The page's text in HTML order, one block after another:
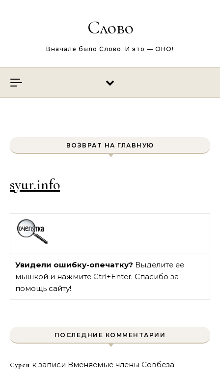
Слово
Вначале было Слово. И это — ОНО!
ВОЗВРАТ НА ГЛАВНУЮ
syur.info
Увидели ошибку-опечатку? Выделите ее
мышкой и нажмите Ctrl+Enter. Спасибо за
помощь сайту!
ПОСЛЕДНИЕ КОММЕНТАРИИ
Сурен к записи Вменяемые члены Совбеза